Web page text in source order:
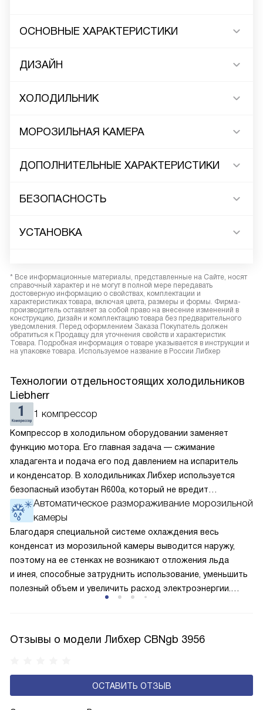
ОСНОВНЫЕ ХАРАКТЕРИСТИКИ
ДИЗАЙН
ХОЛОДИЛЬНИК
МОРОЗИЛЬНАЯ КАМЕРА
ДОПОЛНИТЕЛЬНЫЕ ХАРАКТЕРИСТИКИ
БЕЗОПАСНОСТЬ
УСТАНОВКА
* Все информационные материалы, представленные на Сайте, носят
справочный характер и не могут в полной мере передавать
достоверную информацию о свойствах, комплектации и
характеристиках товара, включая цвета, размеры и формы. Фирма-
производитель оставляет за собой право на внесение изменений в
конструкцию, дизайн и комплектацию товара без предварительного
уведомления. Перед оформлением Заказа Покупатель должен
обратиться к Продавцу для уточнения свойств и характеристик
Товара. Подробная информация о товаре указывается в инструкции и
на упаковке товара. Используемое название в России Либхер
Технологии отдельностоящих холодильников
Liebherr
1 компрессор
Компрессор в холодильном оборудовании заменяет
функцию мотора. Его главная задача — сжимание
хладагента и подача его под давлением на испаритель
и конденсатор. В холодильниках Либхер используется
безопасный изобутан R600a, который не вредит
окружающей среде. Компрессор перегоняет его
по охладительному контуру по принципу насоса. Чем
лучше работает «мотор» прибора, тем качественнее
и быстрее происходит охлаждение, затрачивается
меньше электроэнергии.
Автоматическое размораживание морозильной
камеры
Благодаря специальной системе охлаждения весь
конденсат из морозильной камеры выводится наружу,
поэтому на ее стенках не возникают отложения льда
и инея, способные затруднить использование, уменьшить
полезный объем и увеличить расход электроэнергии.
Отзывы о модели Либхер CBNgb 3956
ОСТАВИТЬ ОТЗЫВ